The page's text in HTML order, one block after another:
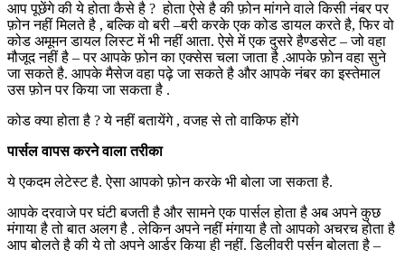
आप पूछेंगे की ये होता कैसे है ? होता ऐसे है की फ़ोन मांगने वाले किसी नंबर पर
फ़ोन नहीं मिलते है , बल्कि वो बरी –बरी करके एक कोड डायल करते है, फिर वो
कोड अमूमन डायल लिस्ट में भी नहीं आता. ऐसे में एक दुसरे हैण्डसेट – जो वहा
मौजूद नहीं है – पर आपके फ़ोन का एक्सेस चला जाता है .आपके फ़ोन वहा सुने
जा सकते है. आपके मैसेज वहा पढ़े जा सकते है और आपके नंबर का इस्तेमाल
उस फ़ोन पर किया जा सकता है .
कोड क्या होता है ? ये नहीं बतायेंगे , वजह से तो वाकिफ होंगे
पार्सल वापस करने वाला तरीका
ये एकदम लेटेस्ट है. ऐसा आपको फ़ोन करके भी बोला जा सकता है.
आपके दरवाजे पर घंटी बजती है और सामने एक पार्सल होता है अब अपने कुछ
मंगाया है तो बात अलग है . लेकिन अपने नहीं मंगाया है तो आपको अचरच होता है
आप बोलते है की ये तो अपने आर्डर किया ही नहीं. डिलीवरी पर्सन बोलता है –